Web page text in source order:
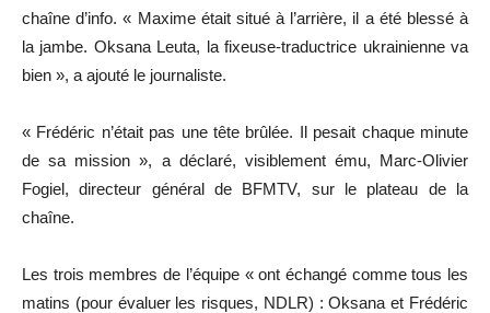
chaîne d’info. « Maxime était situé à l’arrière, il a été blessé à
la jambe. Oksana Leuta, la fixeuse-traductrice ukrainienne va
bien », a ajouté le journaliste.
« Frédéric n’était pas une tête brûlée. Il pesait chaque minute
de sa mission », a déclaré, visiblement ému, Marc-Olivier
Fogiel, directeur général de BFMTV, sur le plateau de la
chaîne.
Les trois membres de l’équipe « ont échangé comme tous les
matins (pour évaluer les risques, NDLR) : Oksana et Frédéric